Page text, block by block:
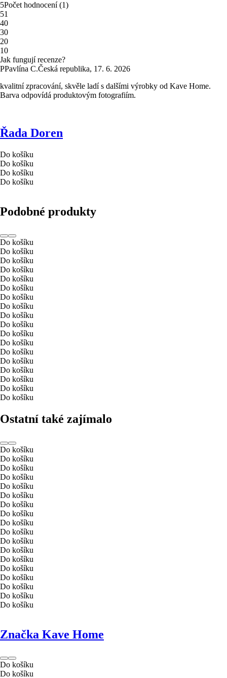
5Počet hodnocení(1)
51
40
30
20
10
Jak fungují recenze?
PPavlína C.Česká republika, 17. 6. 2026
kvalitní zpracování, skvěle ladí s dalšími výrobky od Kave Home.
Barva odpovídá produktovým fotografiím.
Řada Doren
Do košíku
Do košíku
Do košíku
Do košíku
Podobné produkty
Do košíku
Do košíku
Do košíku
Do košíku
Do košíku
Do košíku
Do košíku
Do košíku
Do košíku
Do košíku
Do košíku
Do košíku
Do košíku
Do košíku
Do košíku
Do košíku
Do košíku
Do košíku
Ostatní také zajímalo
Do košíku
Do košíku
Do košíku
Do košíku
Do košíku
Do košíku
Do košíku
Do košíku
Do košíku
Do košíku
Do košíku
Do košíku
Do košíku
Do košíku
Do košíku
Do košíku
Do košíku
Do košíku
Značka Kave Home
Do košíku
Do košíku